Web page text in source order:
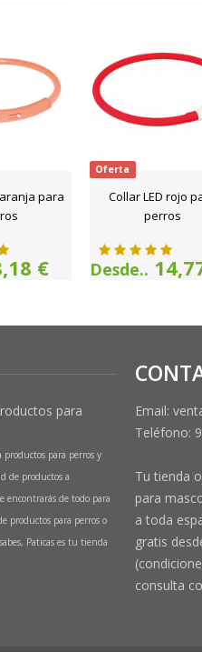
para
€
Oferta
Collar LED rojo
perros
Desde..
para
para perros y
de productos a
encontrarás de todo para
productos para perros o
Paticas es tu tienda
Email:
Teléfono:
Tu tienda
para
a toda
gratis
consulta